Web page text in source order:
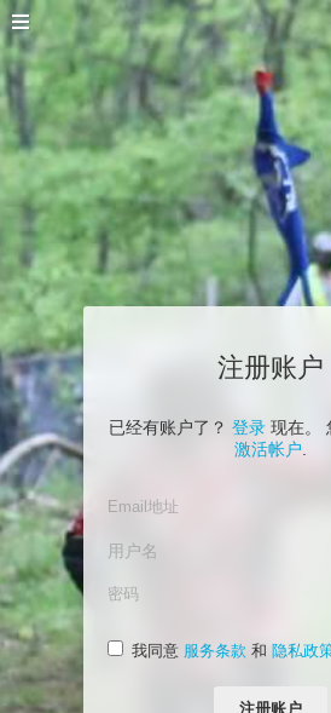
注册账户
已经有账户了？ 登录 现在。
激活帐户
我同意 服务条款 和 隐私政
注册账户